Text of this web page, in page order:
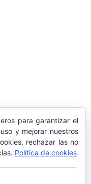
DE GALA
para garantizar el
y mejorar nuestros
rechazar las no
Política de cookies